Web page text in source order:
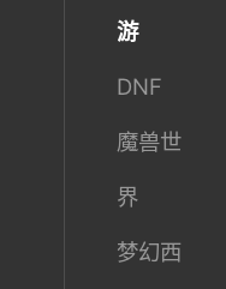
游
DNF
魔兽世
界
梦幻西